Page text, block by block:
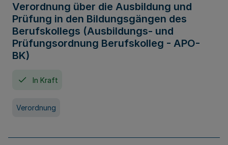
Verordnung über die Ausbildung und
Prüfung in den Bildungsgängen des
Berufskollegs (Ausbildungs- und
Prüfungsordnung Berufskolleg - APO-
BK)
In Kraft
Verordnung